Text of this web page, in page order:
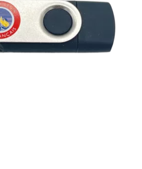
Clé USB